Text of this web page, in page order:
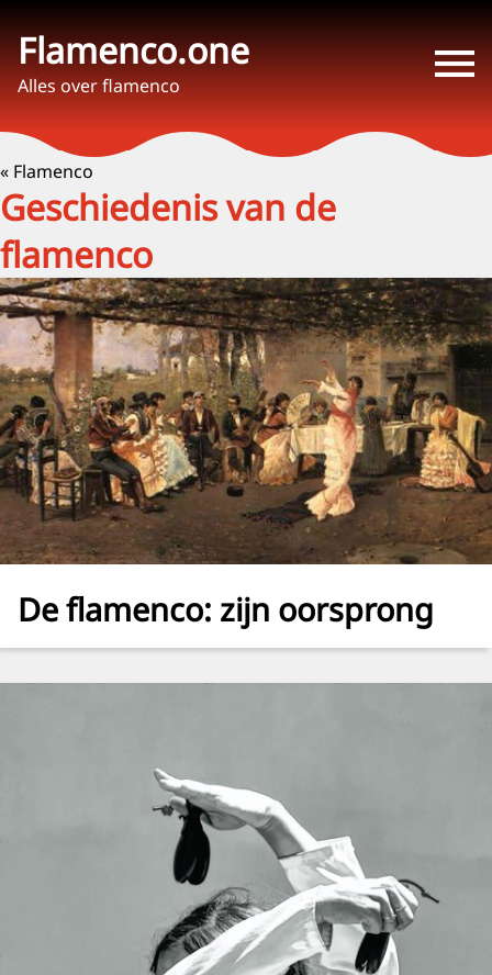
Flamenco.one
Alles over flamenco
« Flamenco
Geschiedenis van de
flamenco
De flamenco: zijn oorsprong